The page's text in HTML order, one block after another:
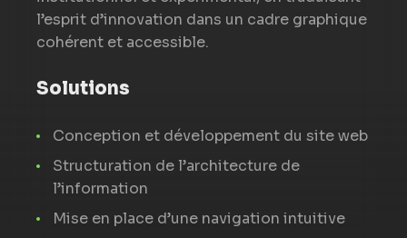
l’esprit d’innovation dans un cadre graphique
cohérent et accessible.
Solutions
Conception et développement du site web
Structuration de l’architecture de
l’information
Mise en place d’une navigation intuitive